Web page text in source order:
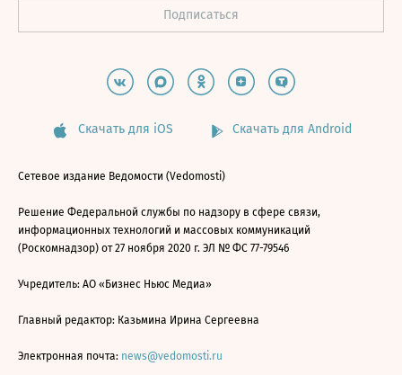
Скачать для iOS Скачать для Android
Сетевое издание Ведомости (Vedomosti)
Решение Федеральной службы по надзору в сфере связи,
информационных технологий и массовых коммуникаций
(Роскомнадзор) от 27 ноября 2020 г. ЭЛ № ФС 77-79546
Учредитель: АО «Бизнес Ньюс Медиа»
Главный редактор: Казьмина Ирина Сергеевна
Электронная почта: news@vedomosti.ru